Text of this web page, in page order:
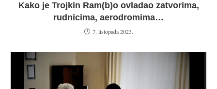
Kako je Trojkin Ram(b)o ovladao zatvorima,
rudnicima, aerodromima…
7. listopada 2023.